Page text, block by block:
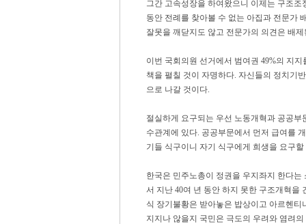
그간 고속성장을 하여왔으니 이제는 구조
동안 전례를 찾아볼 수 없는 아집과 전문가
잘못을 깨닫지도 않고 전문가의 의견은 배
이번 국회의원 선거에서 범여권 49%의 지
책을 펼칠 것이 자명하다. 자신들의 정치기
으로 나갈 것이다.
절실하게 요구되는 우선 노동개혁과 공공
수관계에 있다. 공공부문에서 먼저 급여를
기들 식구이니 자기 식구에게 희생을 요구
한국은 민주노총이 정권을 우지좌지 한다
서 지난 40여 년 동안 하지 못한 구조개혁을
식 장기불황은 받아놓은 밥상이고 아르헨
지지나 않을지 국민은 극도의 우려와 염려